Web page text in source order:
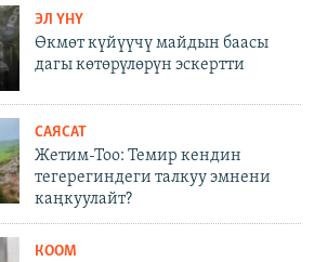
ЭЛ ҮНҮ
Өкмөт күйүүчү майдын баасы
дагы көтөрүлөрүн эскертти
САЯСАТ
Жетим-Тоо: Темир кендин
тегерегиндеги талкуу эмнени
каңкуулайт?
КООМ